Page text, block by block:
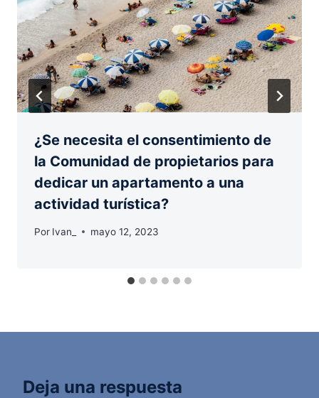
¿Se necesita el consentimiento de
la Comunidad de propietarios para
dedicar un apartamento a una
actividad turística?
Por Ivan_ mayo 12, 2023
Deja una respuesta